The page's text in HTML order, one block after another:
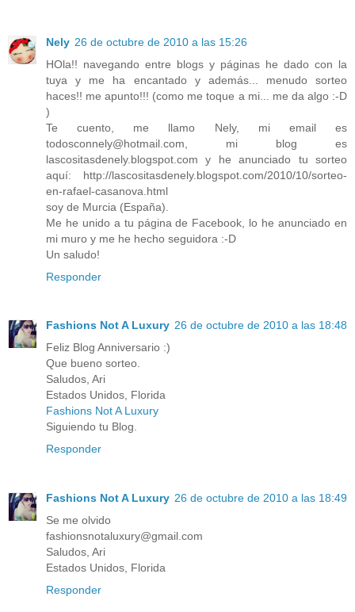
Nely 26 de octubre de 2010 a las 15:26
HOla!! navegando entre blogs y páginas he dado con la
tuya y me ha encantado y además... menudo sorteo
haces!! me apunto!!! (como me toque a mi... me da algo :-D
)
Te cuento, me llamo Nely, mi email es
todosconnely@hotmail.com, mi blog es
lascositasdenely.blogspot.com y he anunciado tu sorteo
aquí: http://lascositasdenely.blogspot.com/2010/10/sorteo-
en-rafael-casanova.html
soy de Murcia (España).
Me he unido a tu página de Facebook, lo he anunciado en
mi muro y me he hecho seguidora :-D
Un saludo!
Responder
Fashions Not A Luxury 26 de octubre de 2010 a las 18:48
Feliz Blog Anniversario :)
Que bueno sorteo.
Saludos, Ari
Estados Unidos, Florida
Fashions Not A Luxury
Siguiendo tu Blog.
Responder
Fashions Not A Luxury 26 de octubre de 2010 a las 18:49
Se me olvido
fashionsnotaluxury@gmail.com
Saludos, Ari
Estados Unidos, Florida
Responder